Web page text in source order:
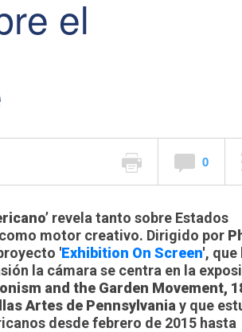
el
0
revela tanto sobre Estados
motor creativo. Dirigido por
'Exhibition On Screen', que
la cámara se centra en la
and the Garden Movement,
Artes de Pennsylvania y que
desde febrero de 2015 hasta